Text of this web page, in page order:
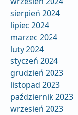
sierpień 2024
lipiec 2024
marzec 2024
luty 2024
styczeń 2024
grudzień 2023
listopad 2023
październik 2023
wrzesień 2023